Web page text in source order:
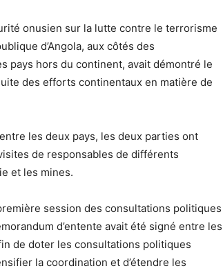
onusien sur la lutte contre le terrorisme
d’Angola, aux côtés des
pays hors du continent, avait démontré le
des efforts continentaux en matière de
les deux pays, les deux parties ont
de responsables de différents
et les mines.
session des consultations politiques
d’entente avait été signé entre les
de doter les consultations politiques
la coordination et d’étendre les